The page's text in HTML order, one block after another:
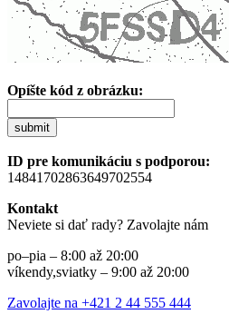
Opíšte kód z obrázku:
submit
ID pre komunikáciu s podporou:
14841702863649702554
Kontakt
Neviete si dať rady? Zavolajte nám
po–pia – 8:00 až 20:00
víkendy,sviatky – 9:00 až 20:00
Zavolajte na +421 2 44 555 444